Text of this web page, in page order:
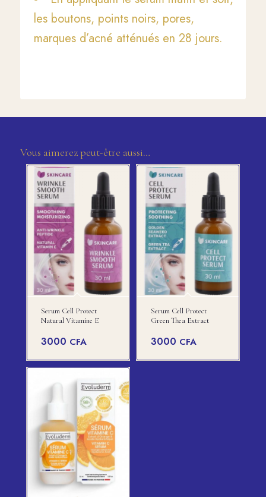
les boutons, points noirs, pores,
marques d’acné atténués en 28 jours.
Vous aimerez peut-être aussi…
Serum Cell Protect
Natural Vitamine E
3000 CFA
Serum Cell Protect
Green Thea Extract
3000 CFA